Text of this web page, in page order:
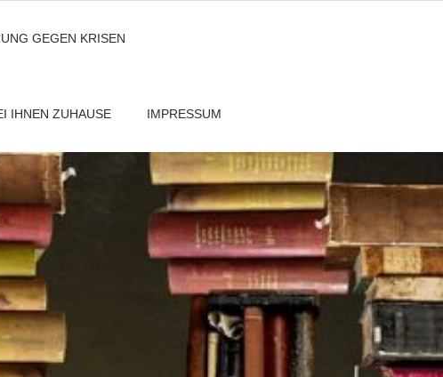
GEGEN KRISEN
IHNEN ZUHAUSE IMPRESSUM